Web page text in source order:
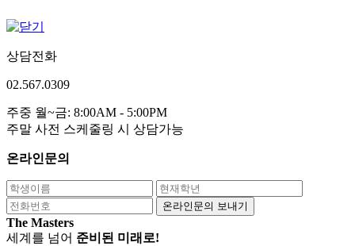
상담전화
02.567.0309
주중 월~금: 8:00AM - 5:00PM
주말 사전 스케줄링 시 상담가능
온라인문의
온라인문의 보내기
The Masters
세계를 넘어 준비된 미래로!